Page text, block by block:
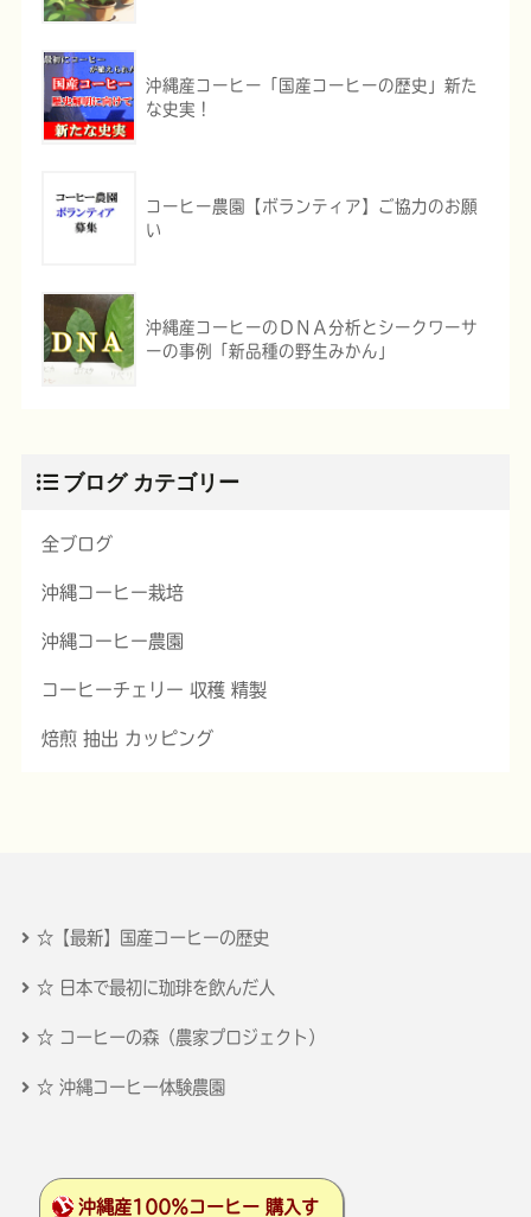
沖縄産コーヒー「国産コーヒーの歴史」新た
な史実！
コーヒー農園【ボランティア】ご協力のお願
い
沖縄産コーヒーのＤＮＡ分析とシークワーサ
ーの事例「新品種の野生みかん」
ブログ カテゴリー
全ブログ
沖縄コーヒー栽培
沖縄コーヒー農園
コーヒーチェリー 収穫 精製
焙煎 抽出 カッピング
☆【最新】国産コーヒーの歴史
☆ 日本で最初に珈琲を飲んだ人
☆ コーヒーの森（農家プロジェクト）
☆ 沖縄コーヒー体験農園
沖縄産100％コーヒー 購入す